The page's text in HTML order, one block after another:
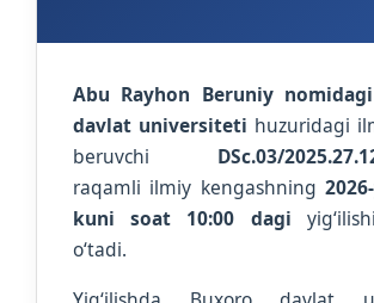
Abu Rayhon Beruniy
davlat universiteti huzuridagi
beruvchi DSc.03/
raqamli ilmiy kengashning
kuni soat 10:00 dagi
o‘tadi.